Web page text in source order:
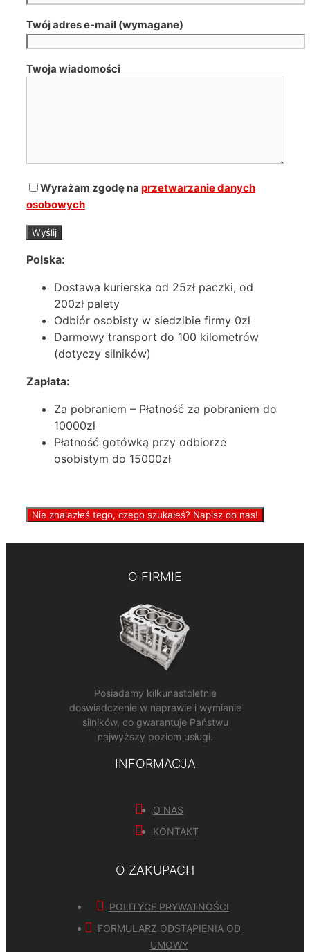
Twój adres e-mail (wymagane)
Twoja wiadomości
Wyrażam zgodę na przetwarzanie danych
osobowych
Polska:
Dostawa kurierska od 25zł paczki, od
200zł palety
Odbiór osobisty w siedzibie firmy 0zł
Darmowy transport do 100 kilometrów
(dotyczy silników)
Zapłata:
Za pobraniem – Płatność za pobraniem do
10000zł
Płatność gotówką przy odbiorze
osobistym do 15000zł
Nie znalazłeś tego, czego szukałeś? Napisz do nas!
O FIRMIE
Posiadamy kilkunastoletnie
doświadczenie w naprawie i wymianie
silników, co gwarantuje Państwu
najwyższy poziom usługi.
INFORMACJA
O NAS
KONTAKT
O ZAKUPACH
POLITYCE PRYWATNOŚCI
FORMULARZ ODSTĄPIENIA OD
UMOWY